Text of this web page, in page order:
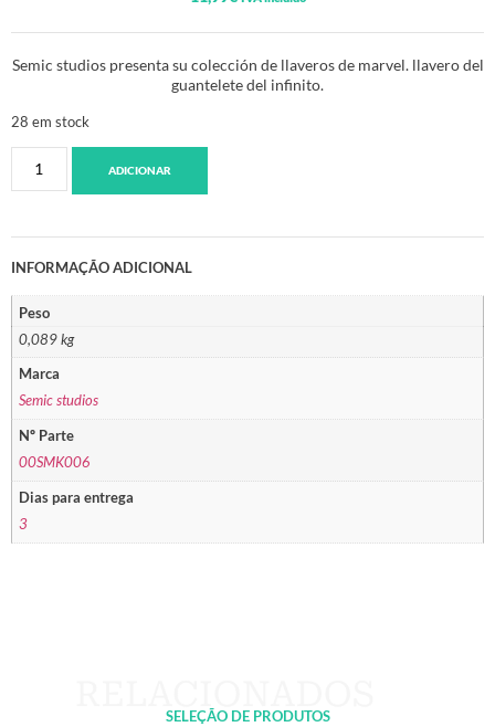
Semic studios presenta su colección de llaveros de marvel. llavero del
guantelete del infinito.
28 em stock
ADICIONAR
INFORMAÇÃO ADICIONAL
Peso
0,089 kg
Marca
Semic studios
Nº Parte
00SMK006
Dias para entrega
3
SELEÇÃO DE PRODUTOS